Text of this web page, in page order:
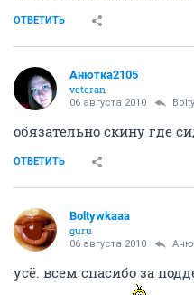
ОТВЕТИТЬ
Анютка2105
veteran
06 августа 2010
обязательно скину где
ОТВЕТИТЬ
Boltywkaaa
guru
06 августа 2010
усё. всем спасибо за